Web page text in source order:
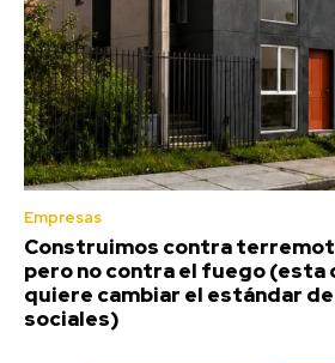
Empresas
Construimos contra
pero no contra el fuego
quiere cambiar el estándar
sociales)